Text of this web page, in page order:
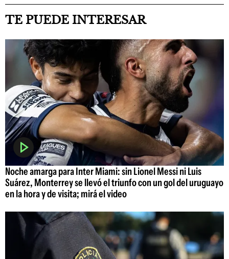
TE PUEDE INTERESAR
Noche amarga para Inter Miami: sin Lionel Messi ni Luis
Suárez, Monterrey se llevó el triunfo con un gol del uruguayo
en la hora y de visita; mirá el video